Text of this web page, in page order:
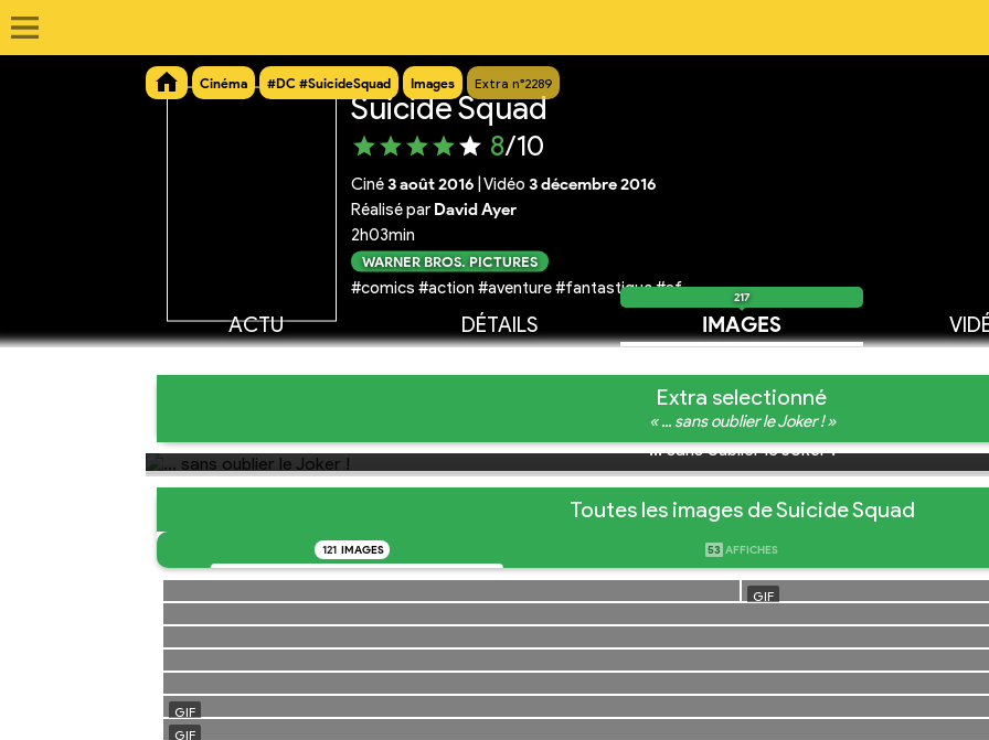
Cinéma #DC #SuicideSquad Images Extra n°2289
Suicide Squad
8/10
Ciné3 août 2016 Vidéo 3 décembre 2016
Réalisé par David Ayer
2h03min
WARNER BROS. PICTURES
#comics #action #aventure #fantastique #sf
ACTU DÉTAILS IMAGES
217
Extra selectionné
« ... sans oublier le Joker ! »
... sans oublier le Joker !
Toutes les images de Suicide Squad
121 IMAGES 53 AFFICHES